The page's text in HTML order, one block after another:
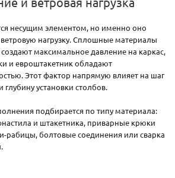
несущим элементом, но именно оно
нагрузку. Сплошные материалы
максимальное давление на каркас,
и евроштакетник обладают
Этот фактор напрямую влияет на шаг
глубину установки столбов.
подбирается по типу материала:
и штакетника, приварные крюки
рабицы, болтовые соединения или сварка